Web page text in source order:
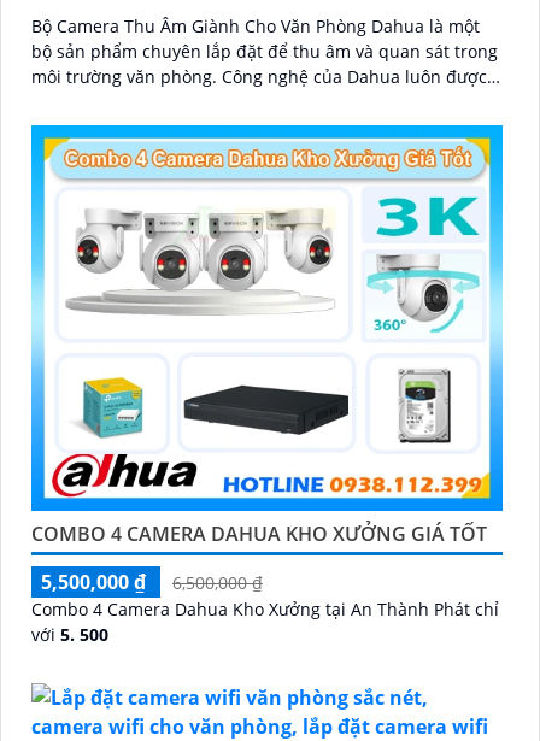
Bộ Camera Thu Âm Giành Cho Văn Phòng Dahua là một
bộ sản phẩm chuyên lắp đặt để thu âm và quan sát trong
môi trường văn phòng. Công nghệ của Dahua luôn được
cao và hiệu suất tối ưu
COMBO 4 CAMERA DAHUA KHO XƯỞNG GIÁ TỐT
5,500,000 ₫
6,500,000 ₫
Combo 4 Camera Dahua Kho Xưởng tại An Thành Phát chỉ
với 5. 500